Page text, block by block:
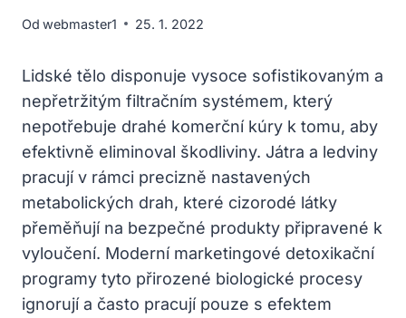
Od webmaster1 25. 1. 2022
Lidské tělo disponuje vysoce sofistikovaným a
nepřetržitým filtračním systémem, který
nepotřebuje drahé komerční kúry k tomu, aby
efektivně eliminoval škodliviny. Játra a ledviny
pracují v rámci precizně nastavených
metabolických drah, které cizorodé látky
přeměňují na bezpečné produkty připravené k
vyloučení. Moderní marketingové detoxikační
programy tyto přirozené biologické procesy
ignorují a často pracují pouze s efektem